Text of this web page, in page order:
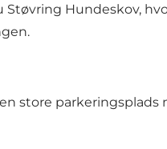
Hundeskov,
store